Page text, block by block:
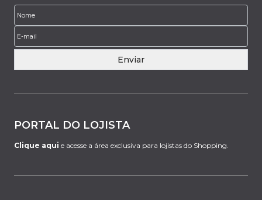
Enviar
PORTAL DO LOJISTA
Clique aqui e acesse a área exclusiva para lojistas do Shopping.